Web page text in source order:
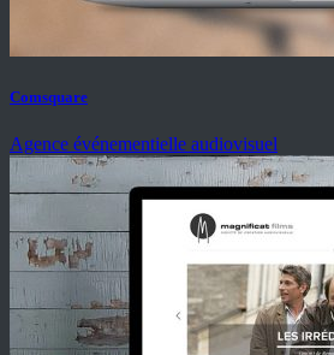
Comsquare
Agence événementielle audiovisuel